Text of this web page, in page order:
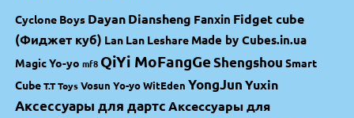
Cyclone Boys DayanDiansheng Fanxin Fidget cube
(Фиджет куб) Lan Lan Leshare Made by Cubes.in.ua
Magic Yo-yo mf8 QiYi MoFangGeShengshou Smart
Cube T.T Toys Vosun Yo-yoWitEden YongJun Yuxin
Аксессуары для дартс Аксессуары для